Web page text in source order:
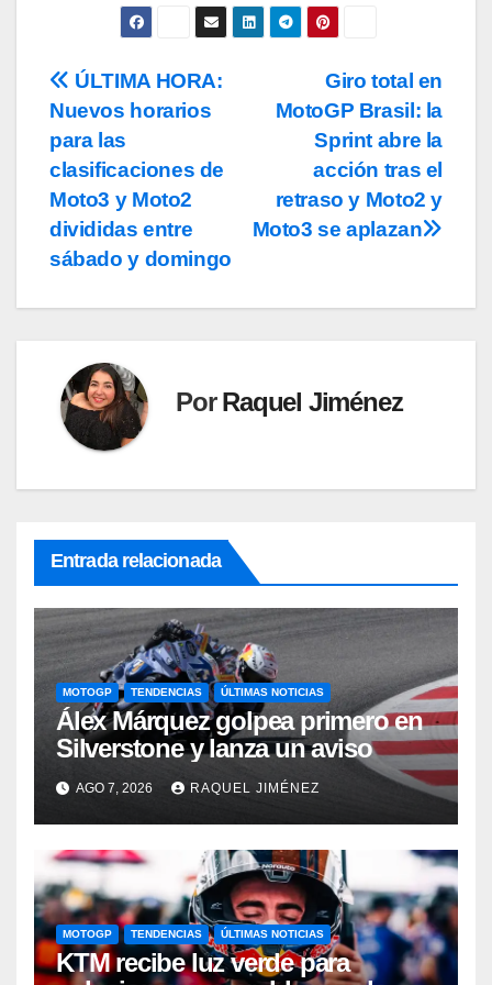
Navegación
de
entradas
Giro total en
MotoGP Brasil: la
Sprint abre la
acción tras el
retraso y Moto2 y
Moto3 se aplazan
ÚLTIMA HORA:
Nuevos horarios
para las
clasificaciones de
Moto3 y Moto2
divididas entre
sábado y domingo
PorRaquel Jiménez
Entrada relacionada
MOTOGP TENDENCIAS ÚLTIMAS NOTICIAS
Álex Márquez golpea primero en
Silverstone y lanza un aviso
AGO 7, 2026 RAQUEL JIMÉNEZ
MOTOGP TENDENCIAS ÚLTIMAS NOTICIAS
KTM recibe luz verde para